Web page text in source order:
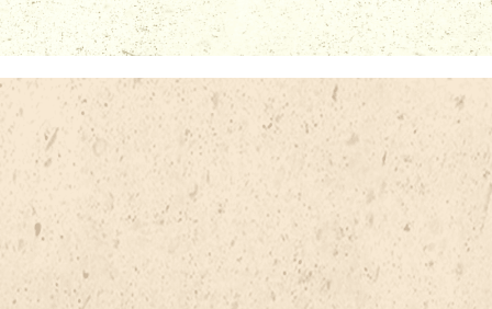
CALIZA MARBELLA